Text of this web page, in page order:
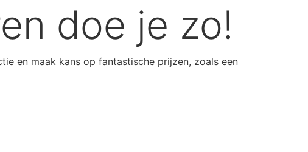
doe je zo!
en maak kans op fantastische prijzen, zoals een